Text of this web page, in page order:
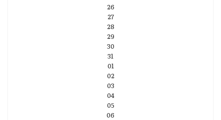
26
27
28
29
30
31
01
02
03
04
05
06